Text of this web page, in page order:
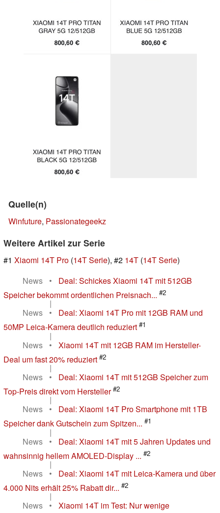
Quelle(n)
Winfuture, Passionategeekz
Weitere Artikel zur Serie
#1 Xiaomi 14T Pro (14T Serie), #2 14T (14T Serie)
News
•
Deal: Schickes Xiaomi 14T mit 512GB
Speicher bekommt ordentlichen Preisnach... #2
|
News
•
Deal: Xiaomi 14T Pro mit 12GB RAM und
50MP Leica-Kamera deutlich reduziert #1
|
News
•
Xiaomi 14T mit 12GB RAM im Hersteller-
Deal um fast 20% reduziert #2
|
News
•
Deal: Xiaomi 14T mit 512GB Speicher zum
Top-Preis direkt vom Hersteller #2
|
News
•
Deal: Xiaomi 14T Pro Smartphone mit 1TB
Speicher dank Gutschein zum Spitzen... #1
|
News
•
Deal: Xiaomi 14T mit 5 Jahren Updates und
wahnsinnig hellem AMOLED-Display ... #2
|
News
•
Deal: Xiaomi 14T mit Leica-Kamera und über
4.000 Nits erhält 25% Rabatt dir... #2
|
News
• Xiaomi 14T im Test: Nur wenige